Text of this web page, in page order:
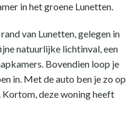
in het groene Lunetten.
van Lunetten, gelegen in
natuurlijke lichtinval, een
Bovendien loop je
in. Met de auto ben je zo op
deze woning heeft